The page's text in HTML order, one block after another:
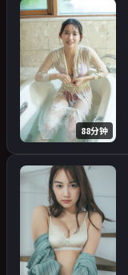
88分钟